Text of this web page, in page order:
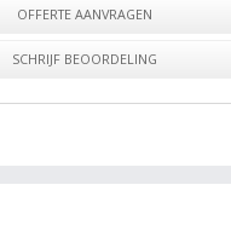
OFFERTE AANVRAGEN
SCHRIJF BEOORDELING